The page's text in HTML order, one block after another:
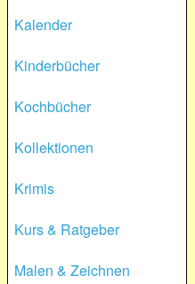
Kalender
Kinderbücher
Kochbücher
Kollektionen
Krimis
Kurs & Ratgeber
Malen & Zeichnen